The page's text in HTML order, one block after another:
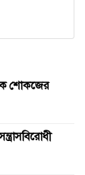
শোকজের